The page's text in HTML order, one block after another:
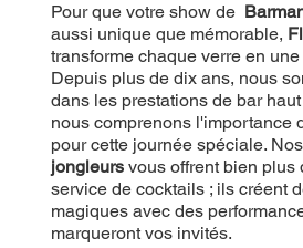
Pour que votre show de
aussi unique que mémorable,
transforme chaque verre en
Depuis plus de dix ans, nous
dans les prestations de bar
nous comprenons l'importance
pour cette journée spéciale. Nos
jongleursvous offrent bien plus
service de cocktails ; ils créent
magiques avec des
marqueront vos invités.